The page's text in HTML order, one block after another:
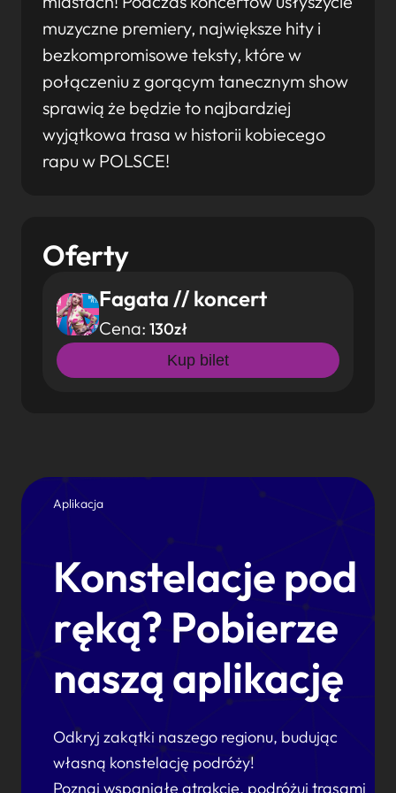
muzyczne premiery, największe hity i
bezkompromisowe teksty, które w
połączeniu z gorącym tanecznym show
sprawią że będzie to najbardziej
wyjątkowa trasa w historii kobiecego
rapu w POLSCE!
Oferty
Fagata // koncert
Cena: 130zł
Kup bilet
Aplikacja
Konstelacje pod
ręką? Pobierze
naszą aplikację
Odkryj zakątki naszego regionu, budując
własną konstelację podróży!
Poznaj wspaniałe atrakcje, podróżuj trasami